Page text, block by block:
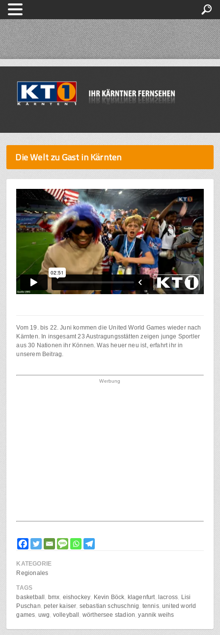
Die Welt zu Gast in Kärnten
Vom 19. bis 22. Juni kommen die United World Games wieder nach
Kärnten. In insgesamt 23 Austragungsstätten zeigen junge Sportler
aus 30 Nationen ihr Können. Was heuer neu ist, erfahrt ihr in
unserem Beitrag.
Werbung
KATEGORIE
Regionales
TAGS
basketball
bmx eishockey Kevin Böck klagenfurt lacross
Lisi
Puschan peter kaiser sebastian schuschnig tennis united world
games uwg volleyball wörthersee stadion yannik weihs